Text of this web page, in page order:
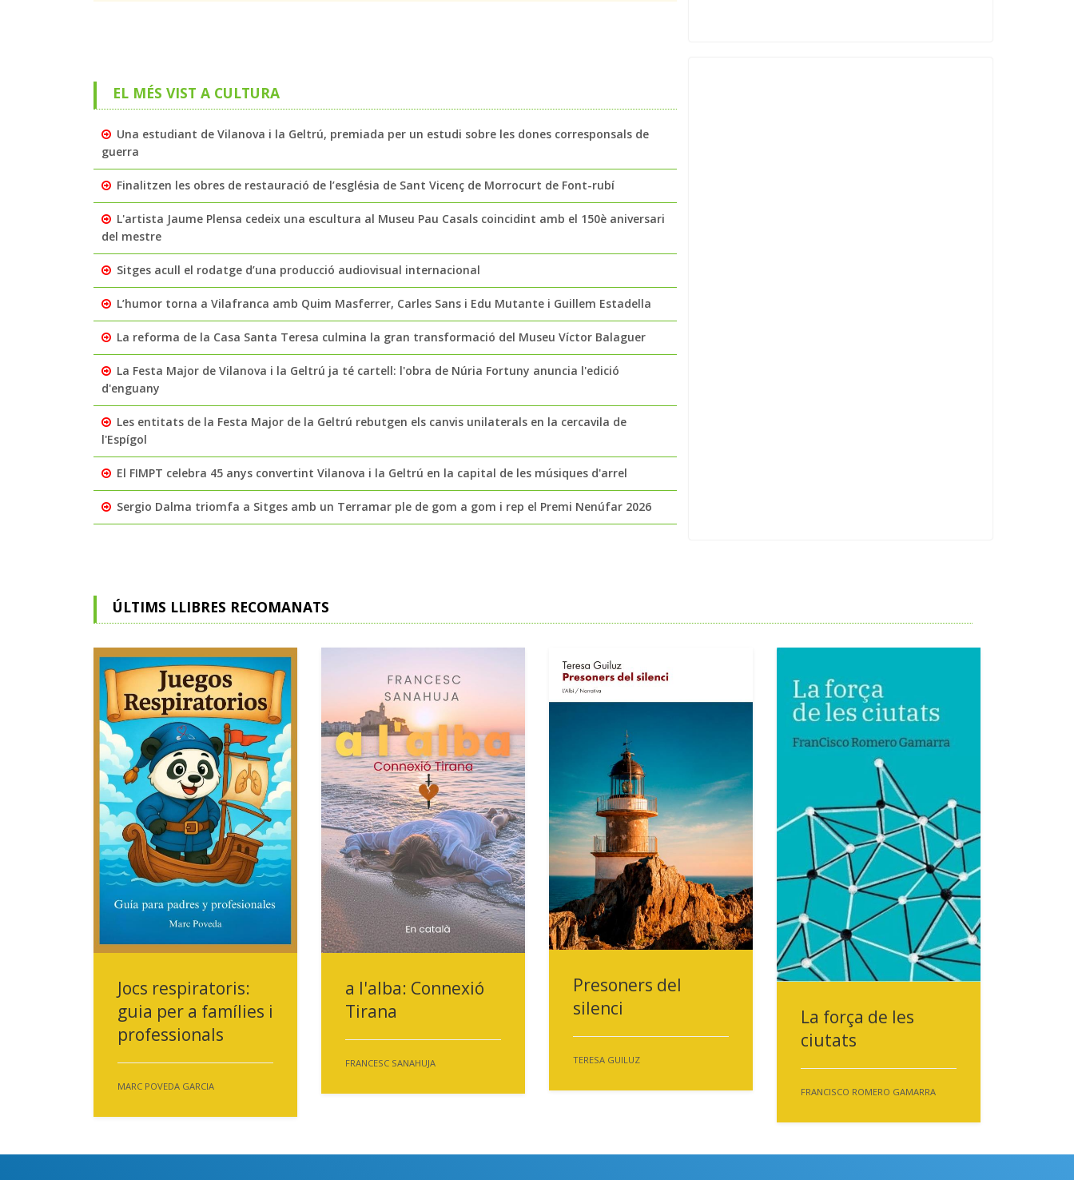
EL MÉS VIST A CULTURA
Una estudiant de Vilanova i la Geltrú, premiada per un estudi sobre les dones corresponsals de
guerra
Finalitzen les obres de restauració de l’església de Sant Vicenç de Morrocurt de Font-rubí
L'artista Jaume Plensa cedeix una escultura al Museu Pau Casals coincidint amb el 150è aniversari
del mestre
Sitges acull el rodatge d’una producció audiovisual internacional
L’humor torna a Vilafranca amb Quim Masferrer, Carles Sans i Edu Mutante i Guillem Estadella
La reforma de la Casa Santa Teresa culmina la gran transformació del Museu Víctor Balaguer
La Festa Major de Vilanova i la Geltrú ja té cartell: l'obra de Núria Fortuny anuncia l'edició
d'enguany
Les entitats de la Festa Major de la Geltrú rebutgen els canvis unilaterals en la cercavila de
l'Espígol
El FIMPT celebra 45 anys convertint Vilanova i la Geltrú en la capital de les músiques d'arrel
Sergio Dalma triomfa a Sitges amb un Terramar ple de gom a gom i rep el Premi Nenúfar 2026
ÚLTIMS LLIBRES RECOMANATS
Jocs respiratoris:
guia per a famílies i
professionals
MARC POVEDA GARCIA
a l'alba: Connexió
Tirana
FRANCESC SANAHUJA
Presoners del
silenci
TERESA GUILUZ
La força de les
ciutats
FRANCISCO ROMERO GAMARRA